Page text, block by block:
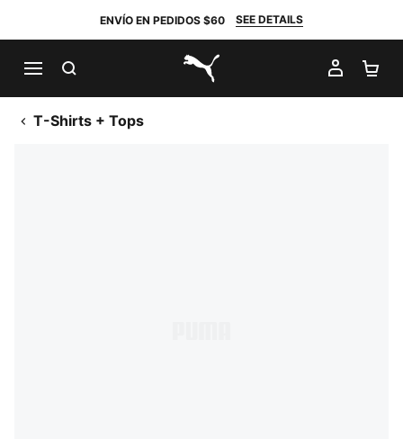
ENVÍO EN PEDIDOS $60 SEE DETAILS
PUMA.com
MI
T-Shirts + Tops